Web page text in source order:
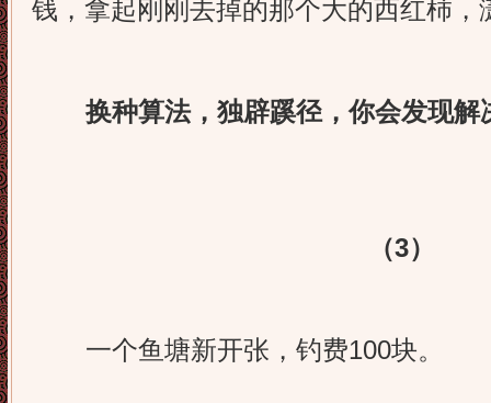
钱，拿起刚刚去掉的那个大的西红柿，
换种算法，独辟蹊径，你会发现解
（3）
一个鱼塘新开张，钓费100块。